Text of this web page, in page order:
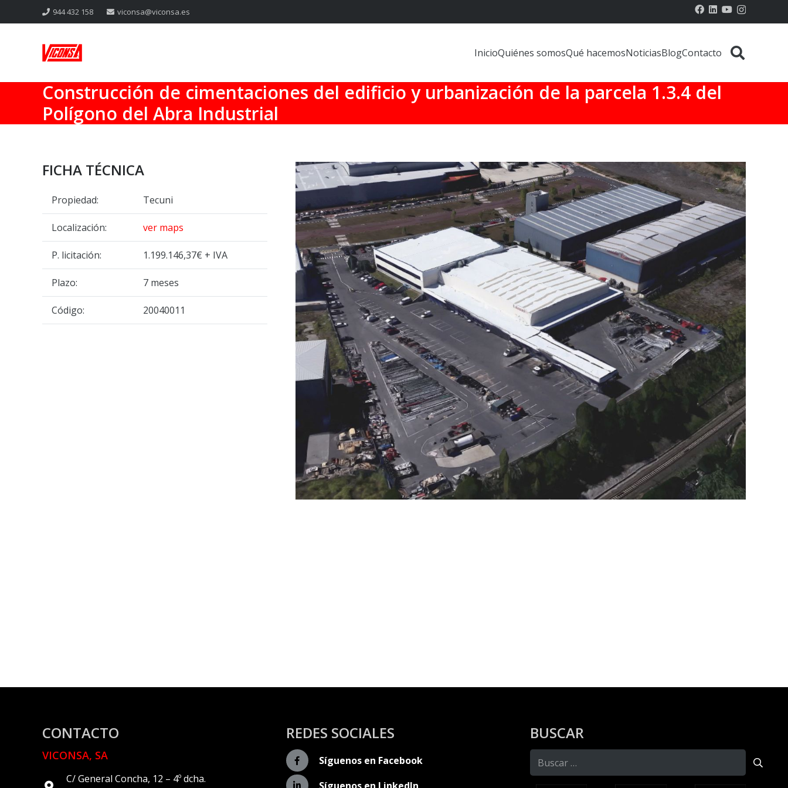
944 432 158 viconsa@viconsa.es
InicioQuiénes somosQué hacemosNoticiasBlogContacto
Construcción de cimentaciones del edificio y urbanización de la parcela 1.3.4 del
Polígono del Abra Industrial
FICHA TÉCNICA
Propiedad: Tecuni
Localización: ver maps
P. licitación: 1.199.146,37€ + IVA
Plazo: 7 meses
Código: 20040011
CONTACTO
VICONSA, SA
C/ General Concha, 12 – 4º dcha.
REDES SOCIALES
Síguenos en Facebook
BUSCAR
Buscar: